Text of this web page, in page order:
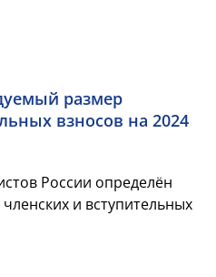
Ро...
размер
взносов на 2024
России определён
и вступительных